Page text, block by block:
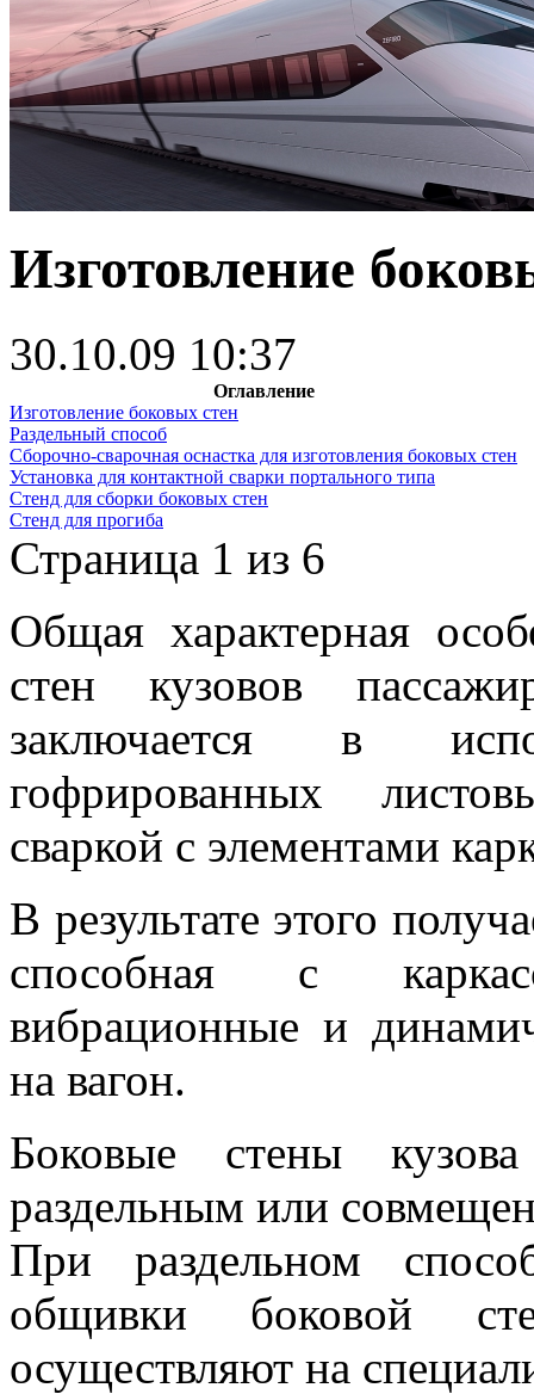
Изготовление
30.10.09 10:37
Оглавление
Изготовление боковых стен
Раздельный способ
Сборочно-сварочная оснастка для изготовления боковых стен
Установка для контактной сварки портального типа
Стенд для сборки боковых стен
Стенд для прогиба
Страница 1 из 6
Общая характерная
стен кузовов
заключается в
гофрированных
сваркой с элементами
В результате этого
способная с
вибрационные и
на вагон.
Боковые стены
раздельным или
При раздельном
общивки боковой
осуществляют на